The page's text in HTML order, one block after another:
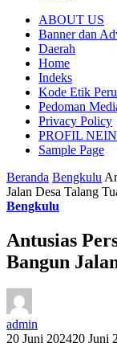
ABOUT US
Banner dan
Daerah
Home
Indeks
Kode Etik
Pedoman
Privacy Policy
PROFIL
Sample Page
Beranda Bengkulu
Jalan Desa Talang
Bengkulu
Antusias
Bangun
admin
20 Juni 202420 Juni